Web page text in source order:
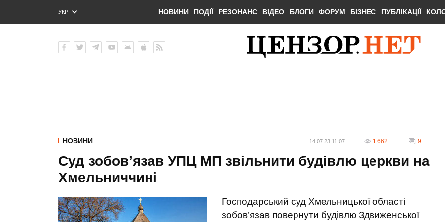
УКР
ENG
НОВИНИ ПОДІЇ РЕЗОНАНС ВІДЕО БЛОГИ ФОРУМ БІЗНЕС ПУБЛІКАЦІЇ
НОВИНИ 14.07.23 11:07 1 662 9
Суд зобов’язав УПЦ МП звільнити будівлю церкви на
Хмельниччині
Господарський суд Хмельницької області
зобов’язав повернути будівлю Здвиженської